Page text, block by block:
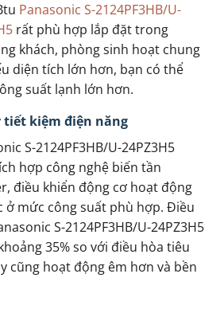
Panasonic S-2124PF3HB/U-
rất phù hợp lắp đặt trong
khách, phòng sinh hoạt chung
diện tích lớn hơn, bạn có thể
suất lạnh lớn hơn.
tiết kiệm điện năng
S-2124PF3HB/U-24PZ3H5
hợp công nghệ biến tần
điều khiển động cơ hoạt động
ở mức công suất phù hợp. Điều
S-2124PF3HB/U-24PZ3H5
35% so với điều hòa tiêu
cũng hoạt động êm hơn và bền